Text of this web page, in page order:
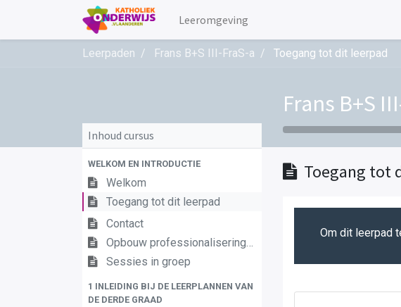
Leeromgeving
Leerpaden Frans B+S III-FraS-a Toegang tot dit leerpad
Frans B+S
Inhoud cursus
WELKOM EN INTRODUCTIE
Welkom
Toegang tot dit leerpad
Contact
Opbouw professionaliseringstraject
Sessies in groep
1 INLEIDING BIJ DE LEERPLANNEN VAN
DE DERDE GRAAD
Toegang tot
Om dit leerpad